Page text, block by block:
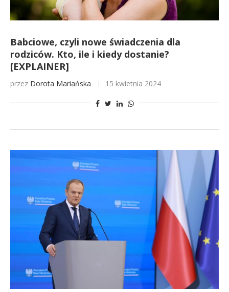
Babciowe, czyli nowe świadczenia dla
rodziców. Kto, ile i kiedy dostanie?
[EXPLAINER]
przez Dorota Mariańska 15 kwietnia 2024